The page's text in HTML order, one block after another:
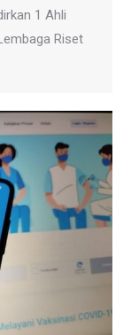
1 Ahli
Riset